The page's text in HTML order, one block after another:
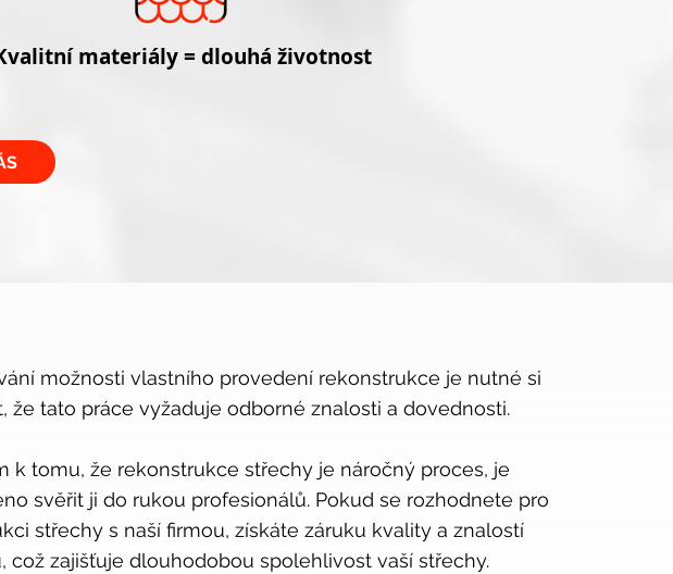
materiály = dlouhá životnost
možnosti vlastního provedení rekonstrukce je nutné si
že tato práce vyžaduje odborné znalosti a dovednosti.
k tomu, že rekonstrukce střechy je náročný proces, je
svěřit ji do rukou profesionálů. Pokud se rozhodnete pro
střechy s naší firmou, získáte záruku kvality a znalostí
což zajišťuje dlouhodobou spolehlivost vaší střechy.